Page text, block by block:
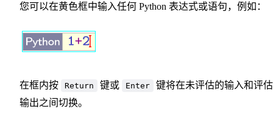
您可以在黄色框中输入任何 Python 表达式或语句，例如：
在框内按 Return 键或 Enter
键将在未评估的输入和评
输出之间切换。